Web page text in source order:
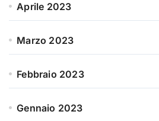
Aprile 2023
Marzo 2023
Febbraio 2023
Gennaio 2023